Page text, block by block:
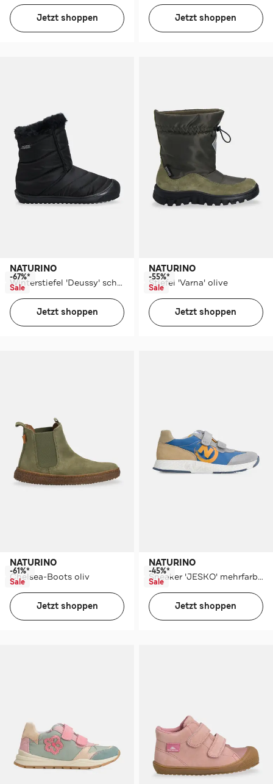
Jetzt shoppen Jetzt shoppen
NATURINO
Winterstiefel 'Deussy' schwarz
-67%*
Sale
Jetzt shoppen
NATURINO
Stiefel 'Varna' olive
-55%*
Sale
Jetzt shoppen
NATURINO
Chelsea-Boots oliv
-61%*
Sale
Jetzt shoppen
NATURINO
Sneaker 'JESKO' mehrfarbig
-45%*
Sale
Jetzt shoppen